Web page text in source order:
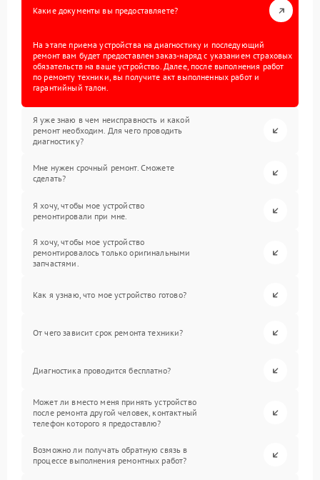
Какие документы вы предоставляете?
На этапе приема устройства на диагностику и последующий
ремонт вам будет предоставлен заказ-наряд с указанием страховых
обязательств на ваше устройство. Далее, после выполнения работ
по ремонту техники, вы получите акт выполненных работ и
гарантийный талон.
Я уже знаю в чем неисправность и какой
ремонт необходим. Для чего проводить
диагностику?
Мне нужен срочный ремонт. Сможете
сделать?
Я хочу, чтобы мое устройство
ремонтировали при мне.
Я хочу, чтобы мое устройство
ремонтировалось только оригинальными
запчастями.
Как я узнаю, что мое устройство готово?
От чего зависит срок ремонта техники?
Диагностика проводится бесплатно?
Может ли вместо меня принять устройство
после ремонта другой человек, контактный
телефон которого я предоставлю?
Возможно ли получать обратную связь в
процессе выполнения ремонтных работ?